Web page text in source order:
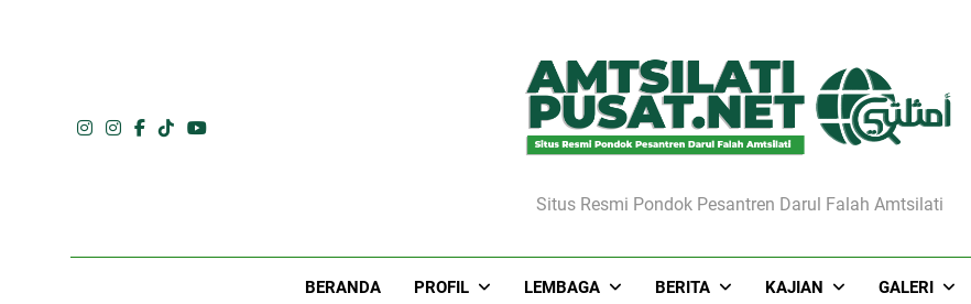
Situs Resmi Pondok Pesantren Darul Falah Amtsilati
BERANDA PROFIL LEMBAGA BERITA KAJIAN GALERI